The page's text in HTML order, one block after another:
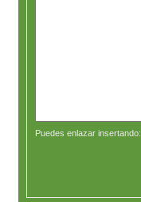
Puedes enlazar